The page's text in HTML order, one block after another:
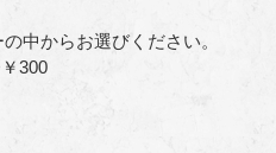
中からお選びください。
300